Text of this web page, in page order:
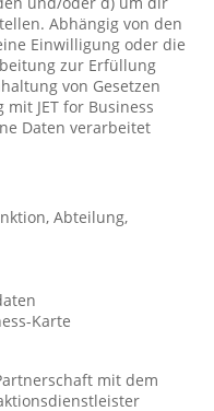
Abhängig von den
Einwilligung oder die
zur Erfüllung
von Gesetzen
JET for Business
Daten verarbeitet
Abteilung,
Karte
mit dem